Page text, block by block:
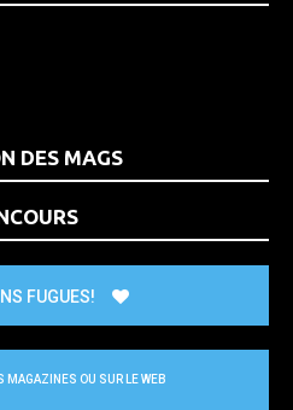
DES MAGS
FUGUES!
MAGAZINES OU SUR LE WEB